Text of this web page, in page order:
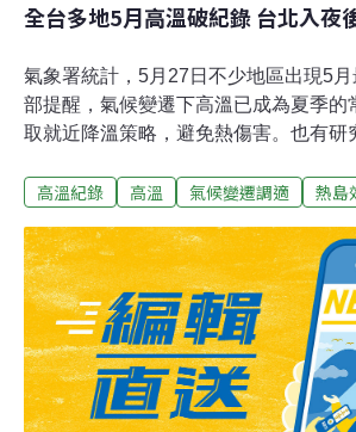
全台多地5月高溫破紀錄 台北入夜
氣象署統計，5月27日不少地區出現5
部提醒，氣候變遷下高溫已成為夏季的
取就近降溫策略，避免熱傷害。也有研
夜」警訊，對脆弱族群相當危險。高壓
「5月歷史最高溫」紀錄，台北氣象站
到38.3°C紀錄；基隆站也在15時52分
該站5月份歷史最高溫。就連地理位置
尺的陽明山鞍部站，在前一天（5月26
30.8°C，為該站5月份最高溫。除此之
動氣象站如花蓮縣富源、桃園市桃園、
站，都有記錄到38度以上的高溫；其
高溫紀錄 高溫 氣候變遷調適 熱島